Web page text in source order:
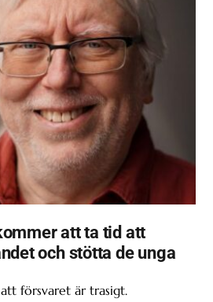
att ta tid att
och stötta de unga
att försvaret är trasigt.